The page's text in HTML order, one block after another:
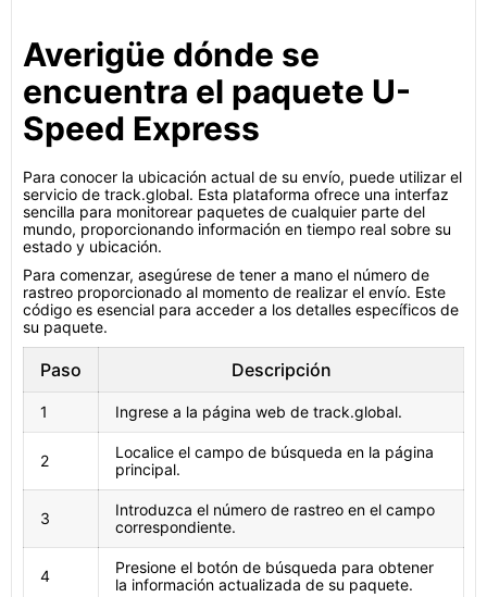
Averigüe dónde se
encuentra el paquete U-
Speed Express
Para conocer la ubicación actual de su envío, puede utilizar el
servicio de track.global. Esta plataforma ofrece una interfaz
sencilla para monitorear paquetes de cualquier parte del
mundo, proporcionando información en tiempo real sobre su
estado y ubicación.
Para comenzar, asegúrese de tener a mano el número de
rastreo proporcionado al momento de realizar el envío. Este
código es esencial para acceder a los detalles específicos de
su paquete.
Paso Descripción
1 Ingrese a la página web de track.global.
2
Localice el campo de búsqueda en la página
principal.
3
Introduzca el número de rastreo en el campo
correspondiente.
4
Presione el botón de búsqueda para obtener
la información actualizada de su paquete.